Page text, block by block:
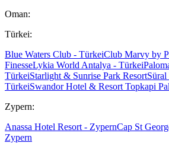
Oman:
Türkei:
Blue Waters Club - TürkeiClub Marvy by
FinesseLykia World Antalya - Türkei
TürkeiStarlight & Sunrise Park ResortSüral
TürkeiSwandor Hotel & Resort Topkapi
Zypern:
Anassa Hotel Resort - ZypernCap St
Zypern